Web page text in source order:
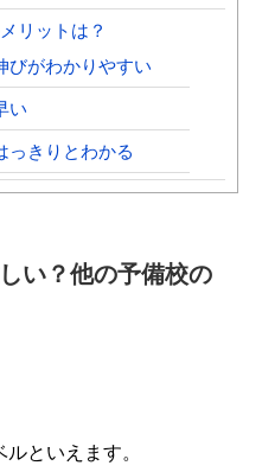
リットは？
びがわかりやすい
い
っきりとわかる
い？他の予備校の
といえます。